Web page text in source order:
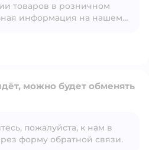
Открыть вопрос
товаров в розничном
информация на нашем
Открыть вопрос
можно будет обменять
пожалуйста, к нам в
форму обратной связи.